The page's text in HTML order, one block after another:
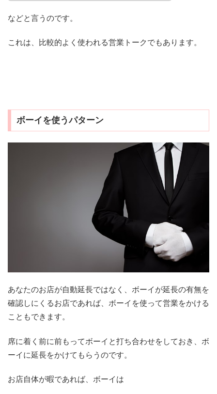
などと言うのです。
これは、比較的よく使われる営業トークでもあります。
ボーイを使うパターン
あなたのお店が自動延長ではなく、ボーイが延長の有無を
確認しにくるお店であれば、ボーイを使って営業をかける
こともできます。
席に着く前に前もってボーイと打ち合わせをしておき、ボ
ーイに延長をかけてもらうのです。
お店自体が暇であれば、ボーイは